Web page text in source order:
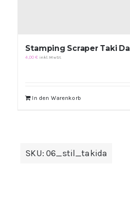
Stamping Scraper Taki
4,00€ inkl. MwSt.
In den Warenkorb
SKU:06_stil_takida